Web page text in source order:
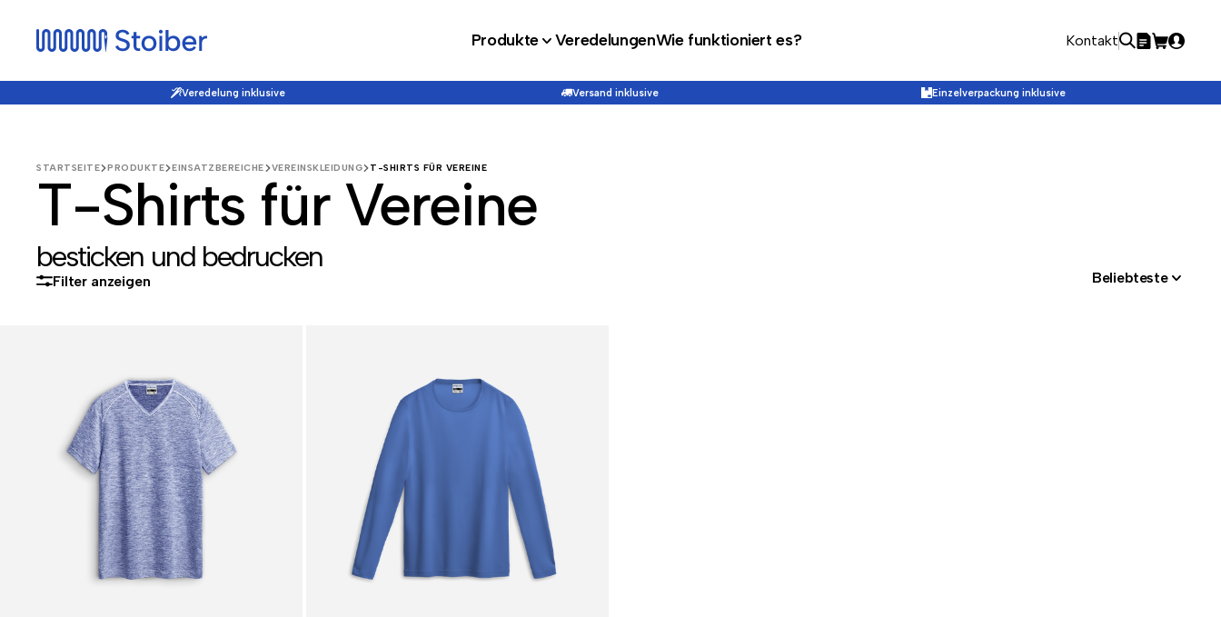
Produkte VeredelungenWie funktioniert es? Kontakt
Veredelung inklusive Versand inklusive Einzelverpackung inklusive
STARTSEITE PRODUKTE EINSATZBEREICHE VEREINSKLEIDUNG T-SHIRTS FÜR VEREINE
T-Shirts für Vereine
besticken und bedrucken
Filter anzeigen Beliebteste